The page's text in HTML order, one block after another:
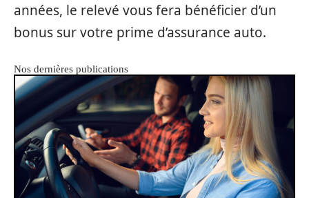
années, le relevé vous fera bénéficier d’un
bonus sur votre prime d’assurance auto.
Nos dernières publications